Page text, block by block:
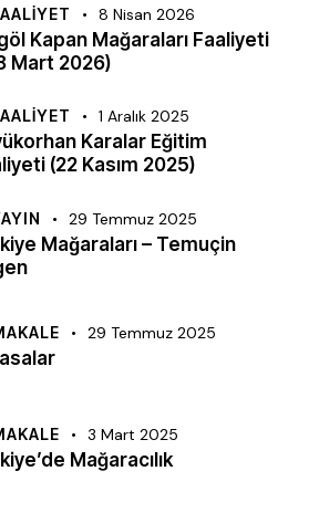
8 Nisan 2026
Kapan Mağaraları Faaliyeti
Mart 2026)
1 Aralık 2025
Karalar Eğitim
(22 Kasım 2025)
29 Temmuz 2025
Mağaraları – Temuçin
29 Temmuz 2025
3 Mart 2025
Mağaracılık